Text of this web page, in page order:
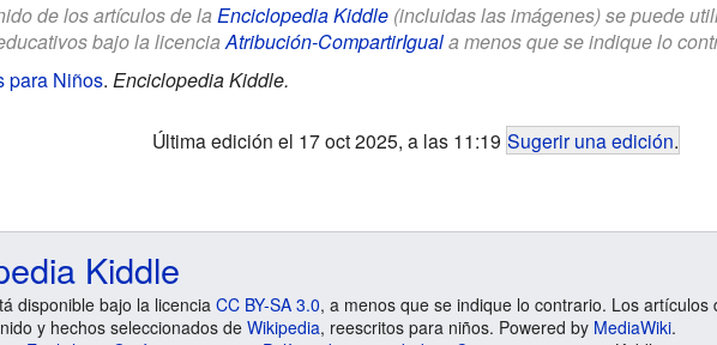
de los artículos de la Enciclopedia Kiddle(incluidas las imágenes) se puede
bajo la licenciaAtribución-CompartirIguala menos que se indique lo
para Niños. Enciclopedia Kiddle.
Última edición el 17 oct 2025, a las 11:19 Sugerir una edición.
Kiddle
disponible bajo la licencia CC BY-SA 3.0, a menos que se indique lo contrario. Los artículos
y hechos seleccionados deWikipedia, reescritos para niños. Powered by MediaWiki.